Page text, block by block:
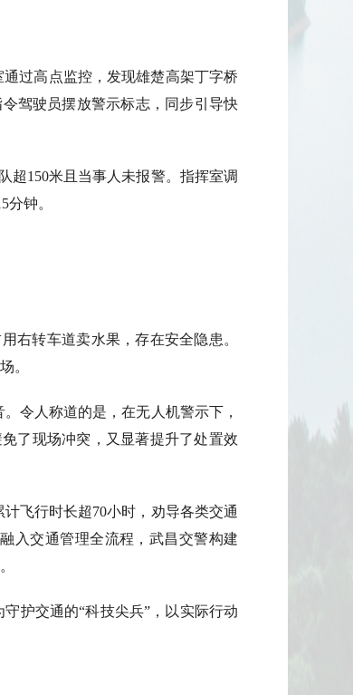
过高点监控，发现雄楚高架丁字桥
驾驶员摆放警示标志，同步引导快
超150米且当事人未报警。指挥室调
钟。
右转车道卖水果，存在安全隐患。
。
令人称道的是，在无人机警示下，
了现场冲突，又显著提升了处置效
飞行时长超70小时，劝导各类交通
入交通管理全流程，武昌交警构建
护交通的“科技尖兵”，以实际行动